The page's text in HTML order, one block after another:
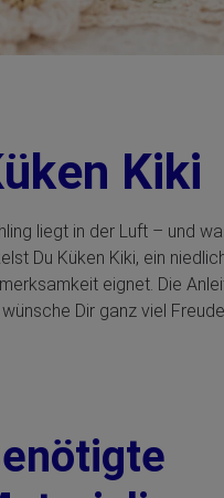
Kiki
liegt in der Luft – und
Du Küken Kiki, ein
eignet. Die
Dir ganz viel